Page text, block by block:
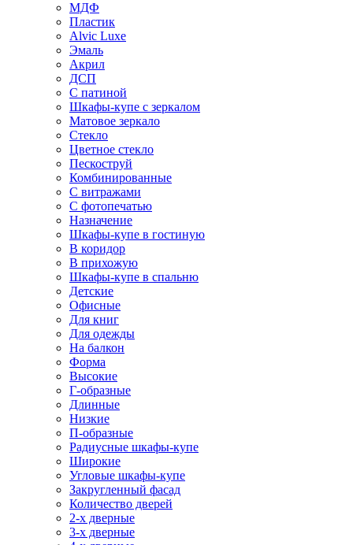
МДФ
Пластик
Alvic Luxe
Эмаль
Акрил
ДСП
С патиной
Шкафы-купе с зеркалом
Матовое зеркало
Стекло
Цветное стекло
Пескоструй
Комбинированные
С витражами
С фотопечатью
Назначение
Шкафы-купе в гостиную
В коридор
В прихожую
Шкафы-купе в спальню
Детские
Офисные
Для книг
Для одежды
На балкон
Форма
Высокие
Г-образные
Длинные
Низкие
П-образные
Радиусные шкафы-купе
Широкие
Угловые шкафы-купе
Закругленный фасад
Количество дверей
2-х дверные
3-х дверные